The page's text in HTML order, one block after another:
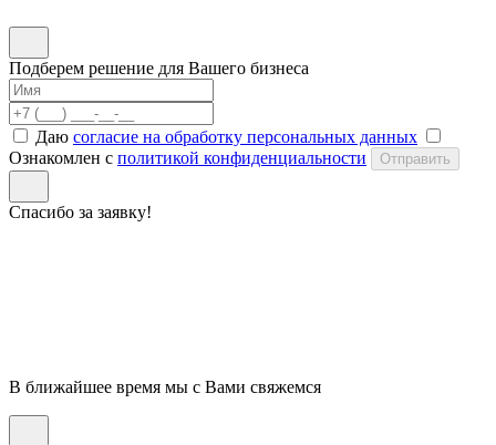
Подберем решение для Вашего бизнеса
Даю согласие на обработку персональных данных
Ознакомлен с политикой конфиденциальности Отправить
Спасибо за заявку!
В ближайшее время мы с Вами свяжемся